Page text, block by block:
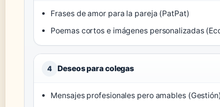
Frases de amor para la pareja (PatPat)
Poemas cortos e imágenes personalizadas
4 Deseos para colegas
Mensajes profesionales pero amables